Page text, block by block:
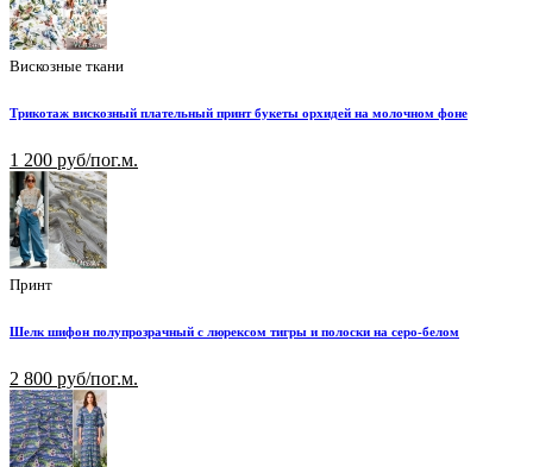
Вискозные ткани
Трикотаж вискозный плательный принт букеты орхидей на молочном фоне
1 200 руб/пог.м.
Принт
Шелк шифон полупрозрачный с люрексом тигры и полоски на серо-белом
2 800 руб/пог.м.